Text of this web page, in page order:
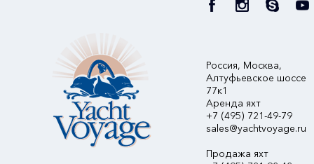
Россия, Москва,
Алтуфьевское шоссе
77к1
Аренда яхт
+7 (495) 721-49-79
sales@yachtvoyage.ru
Продажа яхт